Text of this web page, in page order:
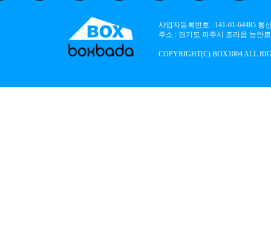
사업자등록번호 : 141-01-64485
주소 : 경기도 파주시 조리읍 능안
COPYRIGHT(C) BOX1004 ALL